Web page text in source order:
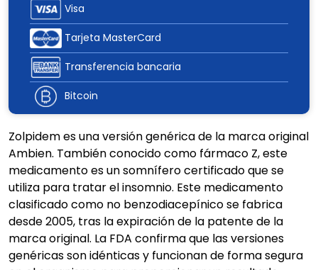
Visa
Tarjeta MasterCard
Transferencia bancaria
Bitcoin
Zolpidem es una versión genérica de la marca original
Ambien. También conocido como fármaco Z, este
medicamento es un somnífero certificado que se
utiliza para tratar el insomnio. Este medicamento
clasificado como no benzodiacepínico se fabrica
desde 2005, tras la expiración de la patente de la
marca original. La FDA confirma que las versiones
genéricas son idénticas y funcionan de forma segura